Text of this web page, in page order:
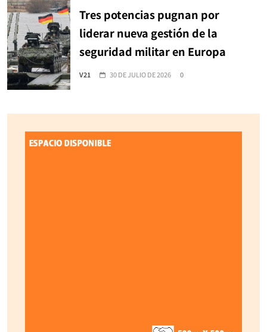
Tres potencias pugnan por
liderar nueva gestión de la
seguridad militar en Europa
V21 30 DE JULIO DE 2026 0